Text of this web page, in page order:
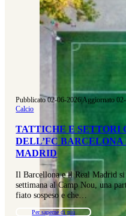
Pubblicato 02-06-2026|Aggiornato
Calcio
TATTICHE E SETTORI
DELL’FC
MADRID
Il Barcellona e il Real Madrid
settimana al Camp Nou, una
fiato sospeso e che…
Per saperne di più